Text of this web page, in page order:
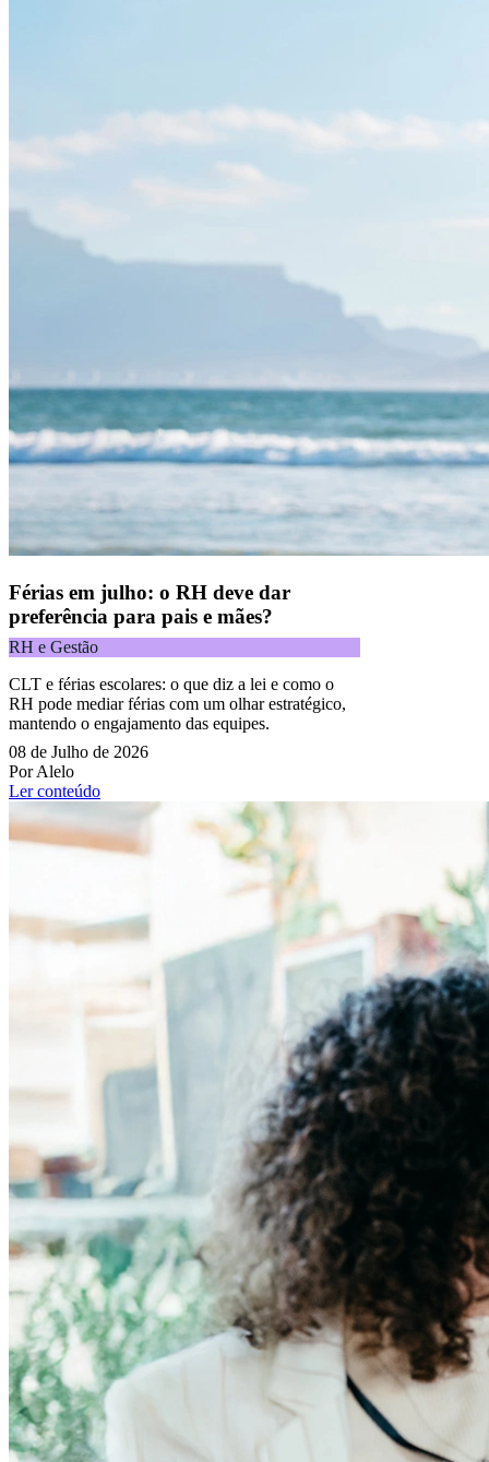
Férias em julho: o RH deve dar
preferência para pais e mães?
RH e Gestão
CLT e férias escolares: o que diz a lei e como o
RH pode mediar férias com um olhar estratégico,
mantendo o engajamento das equipes.
08 de Julho de 2026
Por Alelo
Ler conteúdo